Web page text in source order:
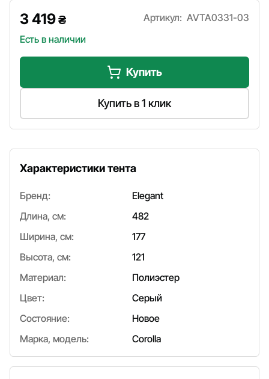
3 419₴
Есть в наличии
Артикул: AVTA0331-03
Купить
Купить в 1 клик
Характеристики тента
Бренд:
Elegant
Длина, см:
482
Ширина, см:
177
Высота, см:
121
Материал:
Полиэстер
Цвет:
Серый
Состояние:
Новое
Марка, модель:
Corolla